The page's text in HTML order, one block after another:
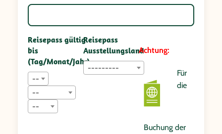
Reisepass gültig
bis
(Tag/Monat/Jahr)
--
--
--
Reisepass
Ausstellungsland
---------
Achtung:
Für
die
Buchung der